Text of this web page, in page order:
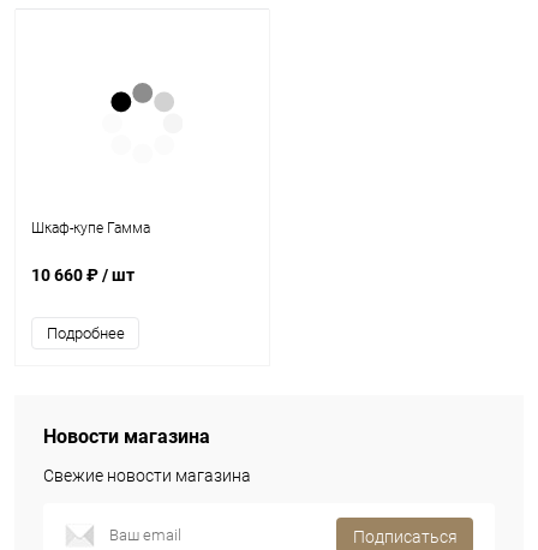
Шкаф-купе Гамма
10 660 ₽/ шт
Подробнее
Новости магазина
Свежие новости магазина
Подписаться